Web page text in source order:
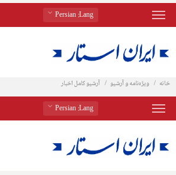
Lang
: Persian
خانه ویژه‌نامه و آرشیو آرشیو کامل اخبار
Lang
: Persian